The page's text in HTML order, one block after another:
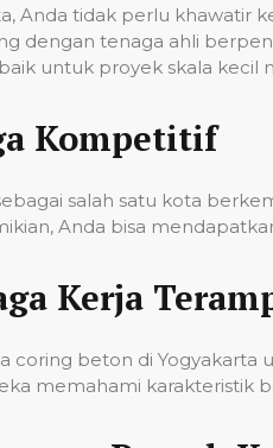
Anda tidak perlu khawatir
dengan tenaga ahli
untuk proyek skala kecil
Kompetitif
salah satu kota
Anda bisa
Kerja
coring beton di
memahami karakteristik